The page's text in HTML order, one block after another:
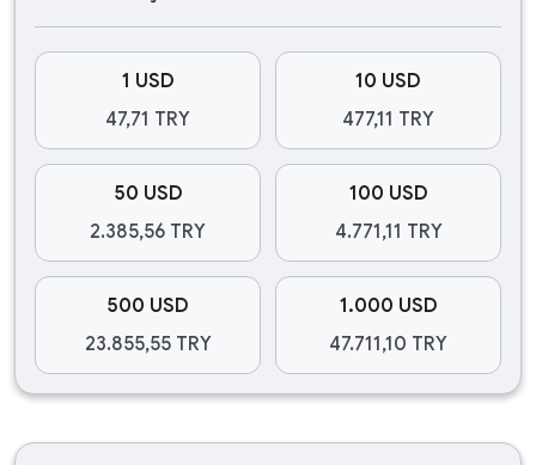
1 USD
47,71 TRY
10 USD
477,11 TRY
50 USD
2.385,56 TRY
100 USD
4.771,11 TRY
500 USD
23.855,55 TRY
1.000 USD
47.711,10 TRY